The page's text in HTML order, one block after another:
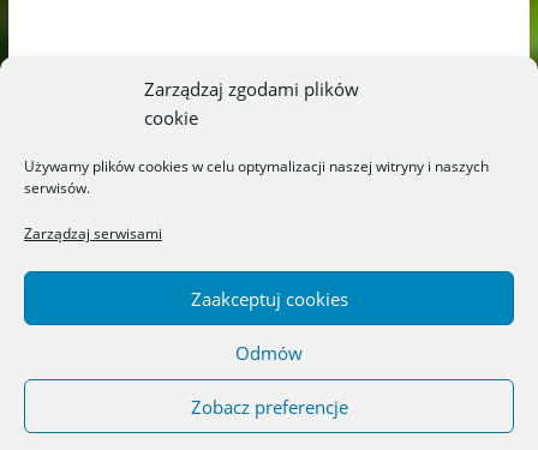
Zarządzaj zgodami plików
cookie
Używamy plików cookies w celu optymalizacji naszej witryny i naszych
serwisów.
Zarządzaj serwisami
Zaakceptuj cookies
Odmów
Zobacz preferencje
Blog o książkach dla dzieci i młodzieży –
recenzje i rekomendacje. All rights reserved.
Theme: ColorMag byThemeGrill. Powered by